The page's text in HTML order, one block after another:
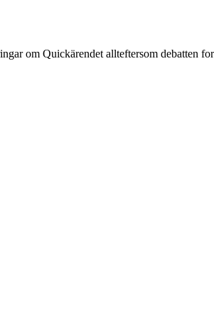
om Quickärendet allteftersom debatten